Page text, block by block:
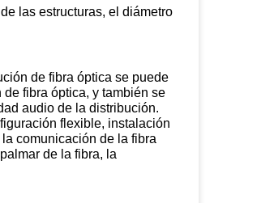
las estructuras, el diámetro
de fibra óptica se puede
fibra óptica, y también se
audio de la distribución.
flexible, instalación
comunicación de la fibra
de la fibra, la